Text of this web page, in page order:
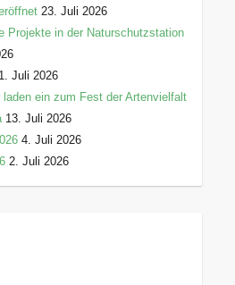
23. Juli 2026
Projekte in der Naturschutzstation
Juli 2026
ein zum Fest der Artenvielfalt
13. Juli 2026
4. Juli 2026
2. Juli 2026